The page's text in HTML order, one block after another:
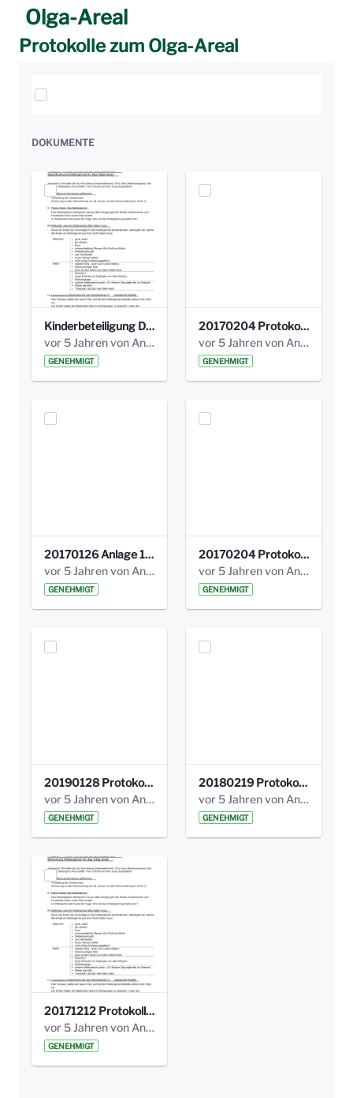
Olga-Areal
Protokolle zum Olga-Areal
Elemente auswählen
DOKUMENTE
Kinderbeteiligung Dez. 17 _Abstimmung Klettergerüst.pdf
vor 5 Jahren von Anni Schlumberger
GENEHMIGT
20170204 Protokoll Workshop 2 Promenade Schloßstraße (1).pdf
vor 5 Jahren von Anni Schlumberger
GENEHMIGT
20170126 Anlage 1_Kinderbeteiligung_Olga_Areal_Auswertung.pdf
vor 5 Jahren von Anni Schlumberger
GENEHMIGT
20170204 Protokoll Workshop 2 Promenade Schloßstraße .pdf
vor 5 Jahren von Anni Schlumberger
GENEHMIGT
20190128 Protokoll der Projektgruppe Olgäle.pdf
vor 5 Jahren von Anni Schlumberger
GENEHMIGT
20180219 Protokoll der Projektgruppe Olgaele2012.pdf
vor 5 Jahren von Anni Schlumberger
GENEHMIGT
20171212 Protokoll-Klettergerüst-3b-neu-.pdf
vor 5 Jahren von Anni Schlumberger
GENEHMIGT